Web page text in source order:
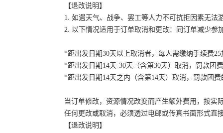
【退改说明】
1. 如遇天气、战争、罢工等人力不可抗拒因素无
2. 以下情况适用于订单取消和更改：同订单减少
*距出发日期30天以上取消者，每人需缴纳手续费
*距出发日期14天-30天（含第30天）取消，罚款团
*距出发日期14天之内（含第14天）取消，罚款团费
当订单修改，资源情况改变而产生额外费用，按实
任何更改或取消，必须透过电邮或传真书面形式直
【退改说明】